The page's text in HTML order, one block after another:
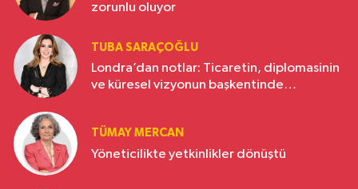
zorunlu oluyor
TUBA SARAÇOĞLU
Londra’dan notlar: Ticaretin, diplomasinin
ve küresel vizyonun başkentinde
TÜMAY MERCAN
Yöneticilikte yetkinlikler dönüştü